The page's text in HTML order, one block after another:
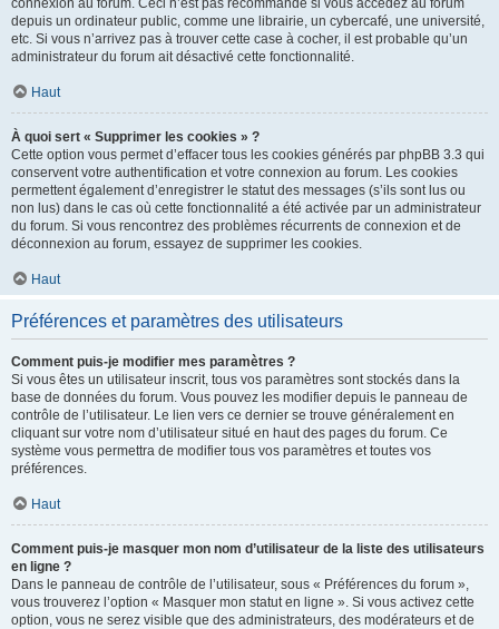
connexion au forum. Ceci n’est pas recommandé si vous accédez au forum
depuis un ordinateur public, comme une librairie, un cybercafé, une université,
etc. Si vous n’arrivez pas à trouver cette case à cocher, il est probable qu’un
administrateur du forum ait désactivé cette fonctionnalité.
Haut
À quoi sert « Supprimer les cookies » ?
Cette option vous permet d’effacer tous les cookies générés par phpBB 3.3 qui
conservent votre authentification et votre connexion au forum. Les cookies
permettent également d’enregistrer le statut des messages (s’ils sont lus ou
non lus) dans le cas où cette fonctionnalité a été activée par un administrateur
du forum. Si vous rencontrez des problèmes récurrents de connexion et de
déconnexion au forum, essayez de supprimer les cookies.
Haut
Préférences et paramètres des utilisateurs
Comment puis-je modifier mes paramètres ?
Si vous êtes un utilisateur inscrit, tous vos paramètres sont stockés dans la
base de données du forum. Vous pouvez les modifier depuis le panneau de
contrôle de l’utilisateur. Le lien vers ce dernier se trouve généralement en
cliquant sur votre nom d’utilisateur situé en haut des pages du forum. Ce
système vous permettra de modifier tous vos paramètres et toutes vos
préférences.
Haut
Comment puis-je masquer mon nom d’utilisateur de la liste des utilisateurs
en ligne ?
Dans le panneau de contrôle de l’utilisateur, sous « Préférences du forum »,
vous trouverez l’option « Masquer mon statut en ligne ». Si vous activez cette
option, vous ne serez visible que des administrateurs, des modérateurs et de